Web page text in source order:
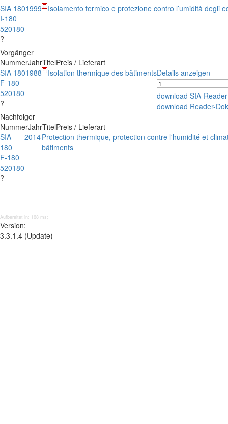
SIA 180
I-180
520180
?
1999 Isolamento termico e protezione contro l’umidità degli
Vorgänger
NummerJahrTitelPreis / Lieferart
SIA 180
F-180
520180
?
1988 Isolation thermique des bâtimentsDetails anzeigen
download SIA-
download Reader-
Nachfolger
NummerJahrTitelPreis / Lieferart
SIA
180
F-180
520180
?
2014Protection thermique, protection contre l'humidité et
bâtiments
Aufbereitet in: 168 ms;
Version:
3.3.1.4 (Update)